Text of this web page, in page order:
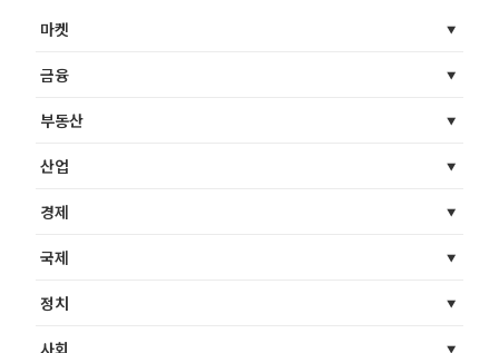
마켓
금융
부동산
산업
경제
국제
정치
사회